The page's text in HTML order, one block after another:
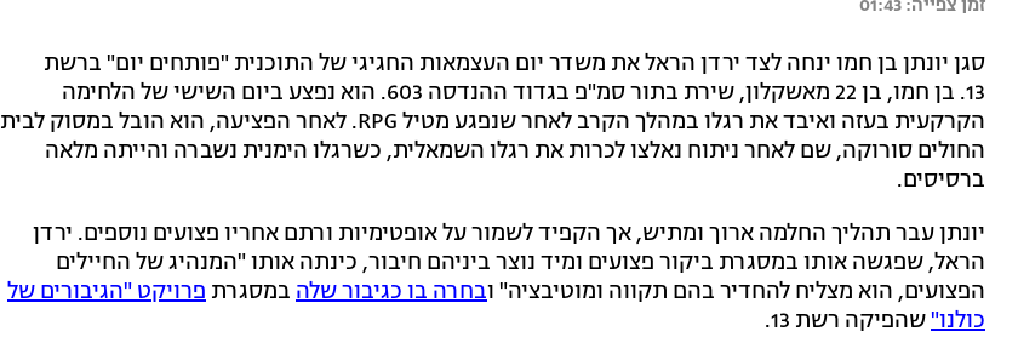
זמן צפייה: 01:43
סגן יונתן בן חמו ינחה לצד ירדן הראל את משדר יום העצמאות החגיגי של התוכנית "פותחים יום" ברשת
13. בן חמו, בן 22 מאשקלון, שירת בתור סמ"פ בגדוד ההנדסה 603. הוא נפצע ביום השישי של הלחימה
הקרקעית בעזה ואיבד את רגלו במהלך הקרב לאחר שנפגע מטיל RPG. לאחר הפציעה, הוא הובל במסוק לבית
החולים סורוקה, שם לאחר ניתוח נאלצו לכרות את רגלו השמאלית, כשרגלו הימנית נשברה והייתה מלאה
ברסיסים.
יונתן עבר תהליך החלמה ארוך ומתיש, אך הקפיד לשמור על אופטימיות ורתם אחריו פצועים נוספים. ירדן
הראל, שפגשה אותו במסגרת ביקור פצועים ומיד נוצר ביניהם חיבור, כינתה אותו "המנהיג של החיילים
הפצועים, הוא מצליח להחדיר בהם תקווה ומוטיבציה" ובחרה בו כגיבור שלה במסגרת פרויקט "הגיבורים של
כולנו"שהפיקה רשת 13.